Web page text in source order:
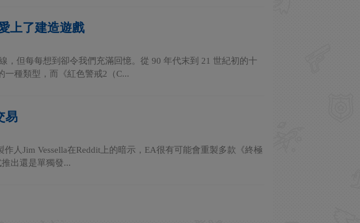
上了建造遊戲
但每每想到卻令我們充滿回憶。從 90 年代末到 21 世紀初的十
一種類型，而《紅色警戒2（C...
易
人Jim Vessella在Reddit上的暗示，EA很有可能會重製多款《終極
出還是單獨發...